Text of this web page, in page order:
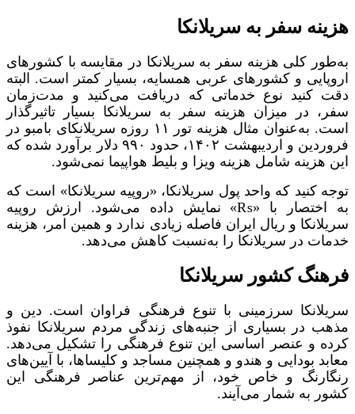
هزینه سفر به سریلانکا
به‌طور کلی هزینه سفر به سریلانکا در مقایسه با کشورهای
اروپایی و کشورهای عربی همسایه، بسیار کمتر است. البته
دقت کنید نوع خدماتی که دریافت می‌کنید و مدت‌زمان
سفر، در میزان هزینه سفر به سریلانکا بسیار تاثیرگذار
است. به‌عنوان مثال هزینه تور ۱۱ روزه سریلانکای بامبو در
فروردین و اردیبهشت ۱۴۰۲، حدود ۹۹۰ دلار برآورد شده که
این هزینه شامل هزینه ویزا و بلیط هواپیما نمی‌شود.
توجه کنید که واحد پول سریلانکا، «روپیه سریلانکا» است که
به اختصار با «₨» نمایش داده می‌شود. ارزش روپیه
سریلانکا و ریال ایران فاصله زیادی ندارد و همین امر، هزینه
خدمات در سریلانکا را به‌نسبت کاهش می‌دهد.
فرهنگ کشور سریلانکا
سریلانکا سرزمینی با تنوع فرهنگی فراوان است. دین و
مذهب در بسیاری از جنبه‌های زندگی مردم سریلانکا نفوذ
کرده و عنصر اساسی این تنوع فرهنگی را تشکیل می‌دهد.
معابد بودایی و هندو و همچنین مساجد و کلیساها، با آیین‌های
رنگارنگ و خاص خود، از مهم‌ترین عناصر فرهنگی این
کشور به شمار می‌آیند.